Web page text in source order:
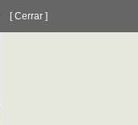
[ Cerrar ]